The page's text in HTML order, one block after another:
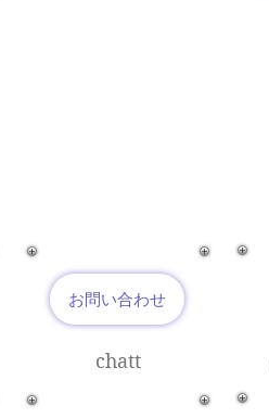
お問い合わせ
chatt